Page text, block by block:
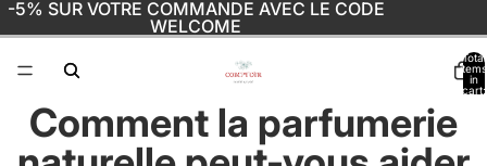
-5% SUR VOTRE COMMANDE AVEC LE CODE
WELCOME
Total
items
in
cart:
Comment la parfumerie